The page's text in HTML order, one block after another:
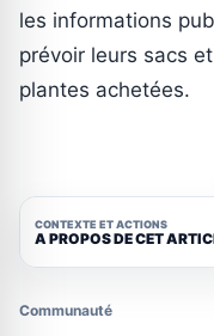
les informations
prévoir leurs sacs
plantes achetées.
CONTEXTE ET ACTIONS
A PROPOS DE CET
Communauté